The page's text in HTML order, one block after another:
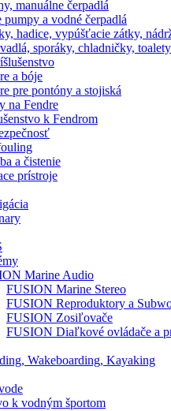
manuálne čerpadlá
pumpy a vodné čerpadlá
hadice, vypúšťacie zátky,
sporáky, chladničky, toalety
a bóje
pre pontóny a stojiská
na Fendre
k Fendrom
a čistenie
prístroje
Marine Audio
FUSION Marine Stereo
FUSION Reproduktory a
FUSION Zosiľovače
FUSION Diaľkové ovládače a
Wakeboarding, Kayaking
k vodným športom